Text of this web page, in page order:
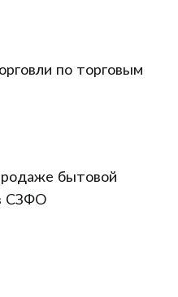
по торговым
бытовой
СЗФО